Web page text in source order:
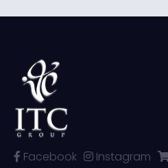
Facebook Instagram